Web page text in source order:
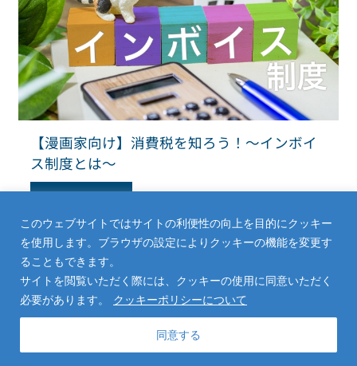
このウェブサイトではサイトの利便性の向上を目的にクッキー
を使用します。ブラウザの設定によりクッキーの機能を変更す
ることもできます。
サイトを閲覧いただく際には、クッキーの使用に同意いただく
必要があります。
クッキーポリシーについて
同意する
【漫画家向け】消費税を知ろう！～インボイ
ス制度とは～